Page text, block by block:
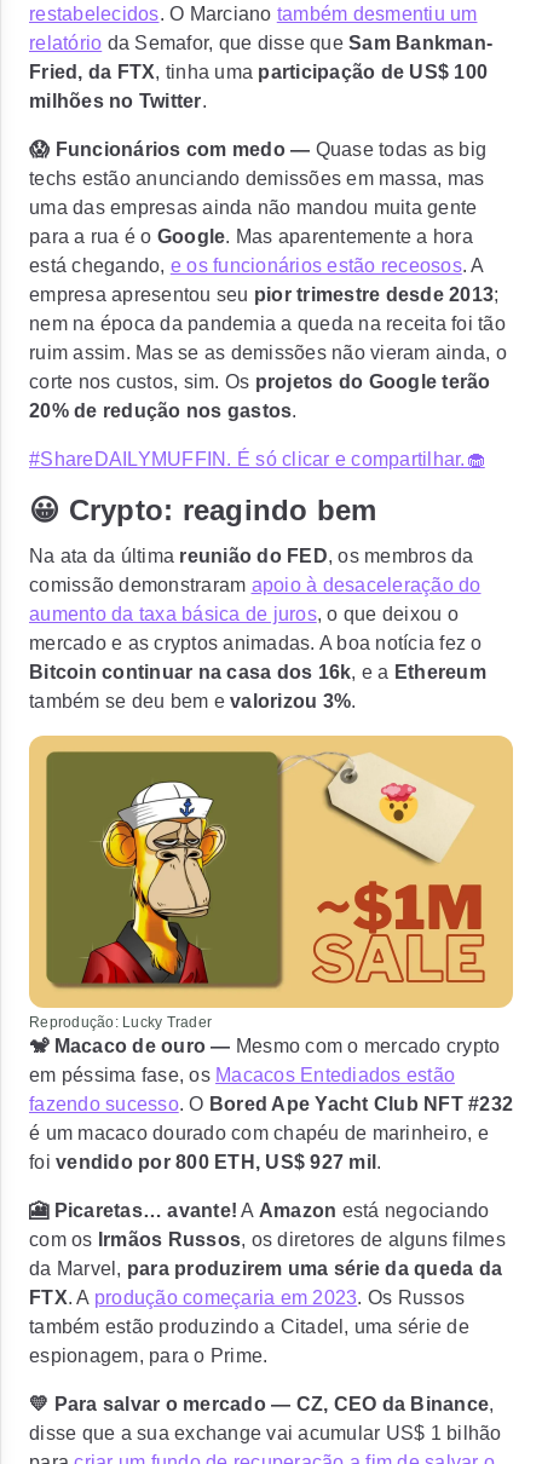
restabelecidos. O Marciano também desmentiu um
relatório da Semafor, que disse que Sam Bankman-
Fried, da FTX, tinha uma participação de US$ 100
milhões no Twitter.
😱 Funcionários com medo — Quase todas as big
techs estão anunciando demissões em massa, mas
uma das empresas ainda não mandou muita gente
para a rua é o Google. Mas aparentemente a hora
está chegando, e os funcionários estão receosos. A
empresa apresentou seu pior trimestre desde 2013;
nem na época da pandemia a queda na receita foi tão
ruim assim. Mas se as demissões não vieram ainda, o
corte nos custos, sim. Os projetos do Google terão
20% de redução nos gastos.
#ShareDAILYMUFFIN. É só clicar e compartilhar.🧁
😀 Crypto: reagindo bem
Na ata da última reunião do FED, os membros da
comissão demonstraram apoio à desaceleração do
aumento da taxa básica de juros, o que deixou o
mercado e as cryptos animadas. A boa notícia fez o
Bitcoin continuar na casa dos 16k, e a Ethereum
também se deu bem e valorizou 3%.
Reprodução: Lucky Trader
🐒 Macaco de ouro — Mesmo com o mercado crypto
em péssima fase, os Macacos Entediados estão
fazendo sucesso. O Bored Ape Yacht Club NFT #232
é um macaco dourado com chapéu de marinheiro, e
foi vendido por 800 ETH, US$ 927 mil .
🎦 Picaretas… avante! A Amazon está negociando
com os Irmãos Russos, os diretores de alguns filmes
da Marvel, para produzirem uma série da queda da
FTX. A produção começaria em 2023. Os Russos
também estão produzindo a Citadel, uma série de
espionagem, para o Prime.
💛 Para salvar o mercado — CZ, CEO da Binance,
disse que a sua exchange vai acumular US$ 1 bilhão